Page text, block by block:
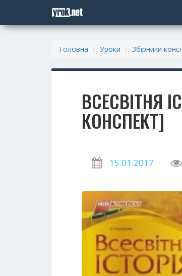
Головна Уроки Збірники
ВСЕСВІТНЯ
КОНСПЕКТ]
15.01.2017